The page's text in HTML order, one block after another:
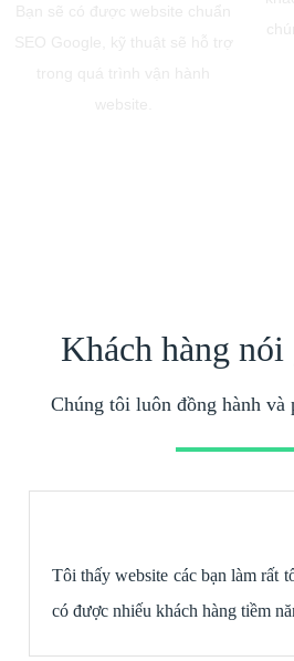
Khách hàng nói
Chúng tôi luôn đồng hành và
Tôi thấy website các bạn làm rất
có được nhiếu khách hàng tiềm